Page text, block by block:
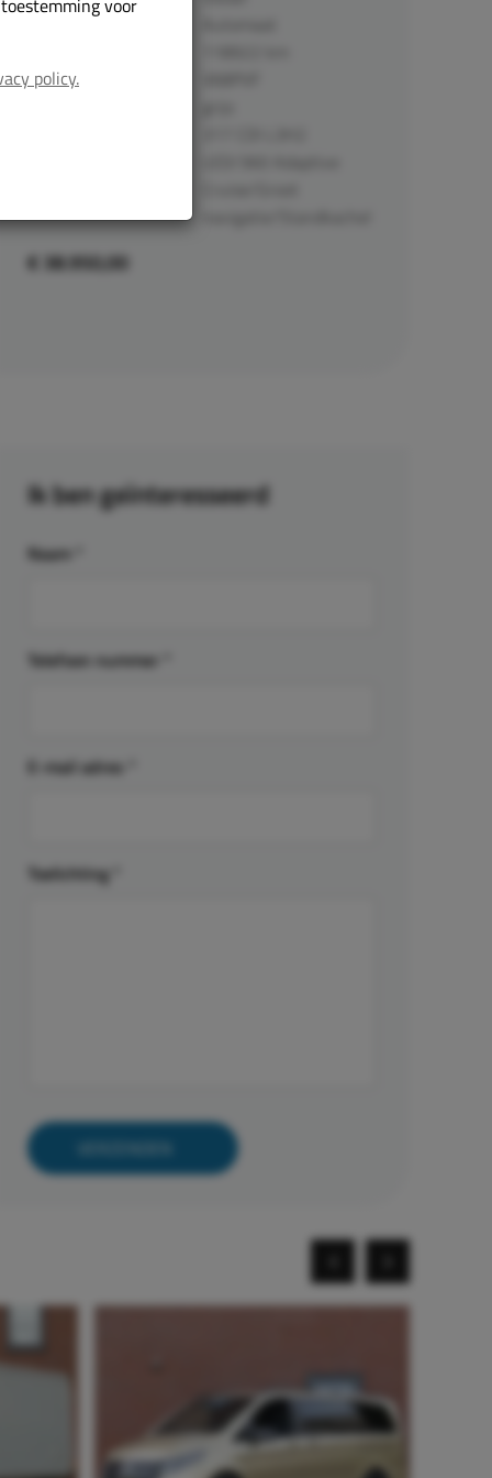
Transmissie:
Kenteken:
€ 38.950,00
Ik ben geïnteresseerd
Naam
Telefoon nummer
E-mail adres
Toelichting
voor
policy.